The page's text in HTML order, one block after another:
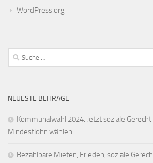
WordPress.org
Suche
nach:
NEUESTE BEITRÄGE
Kommunalwahl 2024: Jetzt soziale
Mindestlohn wählen
Bezahlbare Mieten, Frieden, soziale